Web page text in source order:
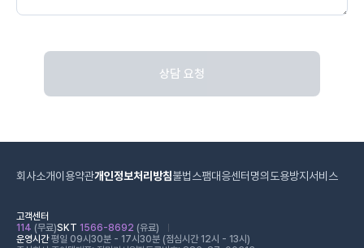
상담 요청
회사소개이용약관개인정보처리방침불법스팸대응센터 명의도용방지서비스
고객센터
114 (무료)SKT 1566-8692 (유료)
운영시간평일 09시30분 - 17시30분 (점심시간 12시 - 13시)